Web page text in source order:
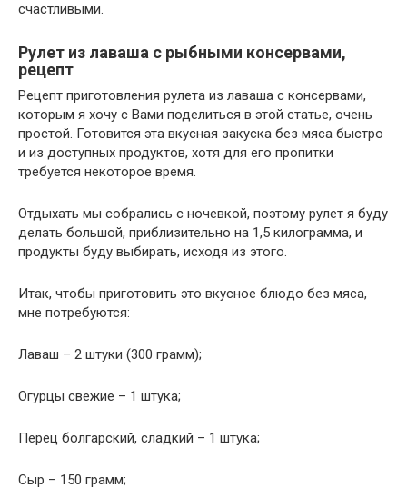
счастливыми.
Рулет из лаваша с рыбными консервами,
рецепт
Рецепт приготовления рулета из лаваша с консервами,
которым я хочу с Вами поделиться в этой статье, очень
простой. Готовится эта вкусная закуска без мяса быстро
и из доступных продуктов, хотя для его пропитки
требуется некоторое время.
Отдыхать мы собрались с ночевкой, поэтому рулет я буду
делать большой, приблизительно на 1,5 килограмма, и
продукты буду выбирать, исходя из этого.
Итак, чтобы приготовить это вкусное блюдо без мяса,
мне потребуются:
Лаваш – 2 штуки (300 грамм);
Огурцы свежие – 1 штука;
Перец болгарский, сладкий – 1 штука;
Сыр – 150 грамм;